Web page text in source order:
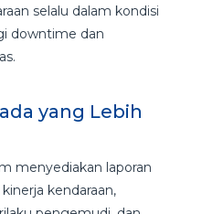
selalu dalam kondisi
downtime dan
yang Lebih
menyediakan laporan
kendaraan,